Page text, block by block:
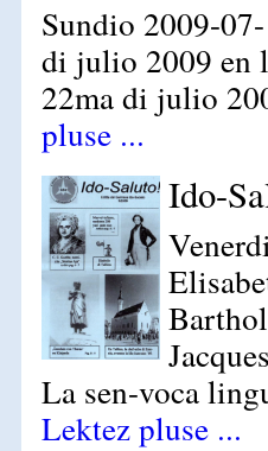
Sundio 2009-
di julio 2009 en
22ma di julio
pluse ...
Ido-
La sen-voca
Lektez pluse ...